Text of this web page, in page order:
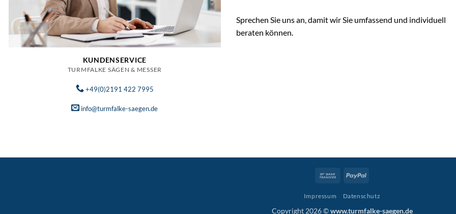
KUNDENSERVICE
TURMFALKE SÄGEN & MESSER
+49(0)2191 422 7995
info@turmfalke-saegen.de
Sprechen Sie uns an, damit wir Sie umfassend und individuell
beraten können.
Bank
Impressum Datenschutz
Copyright 2026 ©www.turmfalke-saegen.de